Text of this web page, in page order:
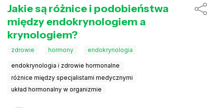
Jakie są różnice i podobieństwa
między endokrynologiem a
krynologiem?
zdrowie hormony endokrynologia
endokrynologia i zdrowie hormonalne
różnice między specjalistami medycznymi
układ hormonalny w organizmie